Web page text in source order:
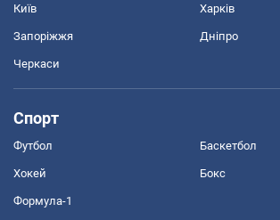
Київ Харків
Запоріжжя Дніпро
Черкаси
Спорт
Футбол Баскетбол
Хокей Бокс
Формула-1